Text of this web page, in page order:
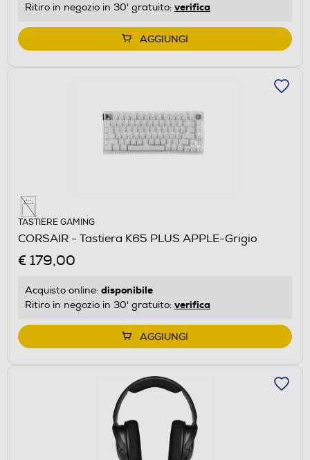
Ritiro in negozio in 30' gratuito: verifica
AGGIUNGI
TASTIERE GAMING
CORSAIR - Tastiera K65 PLUS APPLE-Grigio
€ 179,00
Acquisto online: disponibile
Ritiro in negozio in 30' gratuito: verifica
AGGIUNGI